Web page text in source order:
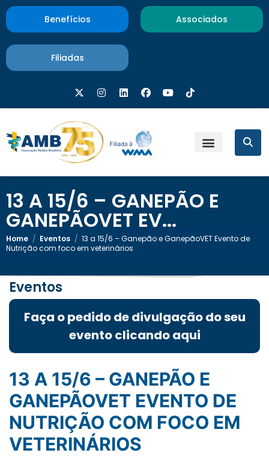
Benefícios Associados
Filiadas
13 A 15/6 – GANEPÃO E
GANEPÃOVET EV...
Home / Eventos / 13 a 15/6 – Ganepão e GanepãoVET Evento de
Nutrição com foco em veterinários
Eventos
Faça o pedido de divulgação do seu
evento clicando aqui
13 A 15/6 – GANEPÃO E
GANEPÃOVET EVENTO DE
NUTRIÇÃO COM FOCO EM
VETERINÁRIOS